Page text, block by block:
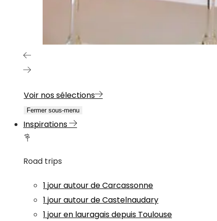
Voir nos sélections
Fermer sous-menu
Inspirations
Road trips
1 jour autour de Carcassonne
1 jour autour de Castelnaudary
1 jour en lauragais depuis Toulouse